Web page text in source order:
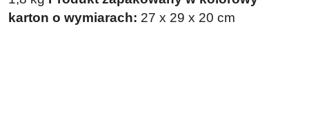
karton o wymiarach: 27 x 29 x 20 cm